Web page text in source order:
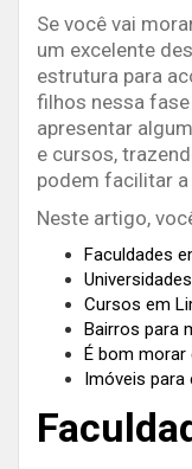
Se você vai
um excelente
estrutura para
filhos nessa
apresentar
e cursos,
podem facilitar
Neste artigo,
Faculdades
Cursos em
Bairros para
É bom morar
Imóveis para